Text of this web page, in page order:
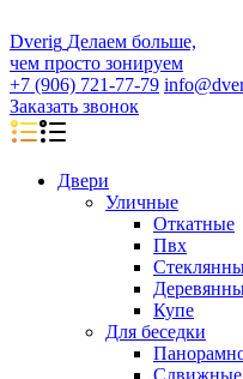
Dverig Делаем больше,
чем просто зонируем
+7 (906) 721-77-79
Заказать звонок
Двери
Уличные
Откатные
Пвх
Купе
Для беседки
Сдвижные